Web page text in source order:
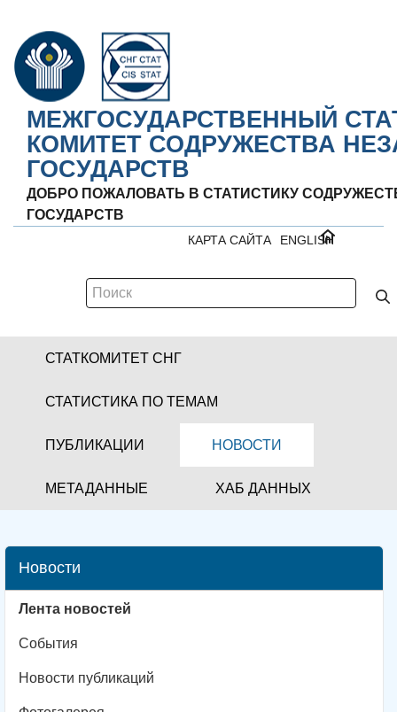
МЕЖГОСУДАРСТВЕННЫЙ
КОМИТЕТ СОДРУЖЕСТВА
ГОСУДАРСТВ
ДОБРО ПОЖАЛОВАТЬ В СТАТИСТИКУ
ГОСУДАРСТВ
ENGLISH
КАРТА САЙТА
СТАТКОМИТЕТ СНГ
СТАТИСТИКА ПО ТЕМАМ
ПУБЛИКАЦИИ НОВОСТИ
МЕТАДАННЫЕ ХАБ ДАННЫХ
Новости
Лента новостей
События
Новости публикаций